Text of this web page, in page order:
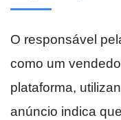
O responsável
como um
plataforma,
anúncio indica que